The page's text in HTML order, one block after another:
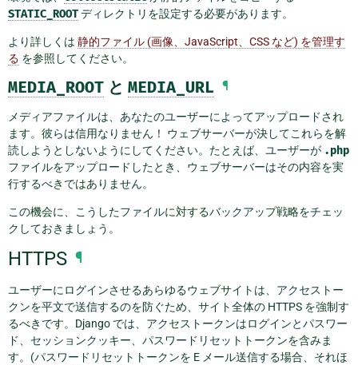
STATIC_ROOTディレクトリを設定する必要があります。
より詳しくは 静的ファイル (画像、JavaScript、CSS など) を管理す
る を参照してください。
MEDIA_ROOT と MEDIA_URL ¶
メディアファイルは、あなたのユーザーによってアップロードされ
ます。彼らは信用なりません！ ウェブサーバーが決してこれらを解
読しようとしないようにしてください。たとえば、ユーザーが .php
ファイルをアップロードしたとき、ウェブサーバーはその内容を実
行するべきではありません。
この機会に、こうしたファイルに対するバックアップ戦略をチェッ
クしておきましょう。
HTTPS ¶
ユーザーにログインさせるあらゆるウェブサイトは、アクセストー
クンを平文で送信するのを防ぐため、サイト全体の HTTPS を強制す
るべきです。Django では、アクセストークンはログインとパスワー
ド、セッションクッキー、パスワードリセットトークンを含みま
す。(パスワードリセットトークンを E メール送信する場合、それほ